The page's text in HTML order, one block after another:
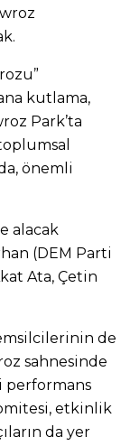
kutlama,
Park’ta
önemli
alacak
(DEM Parti
Ata, Çetin
de
sahnesinde
performans
etkinlik
da yer